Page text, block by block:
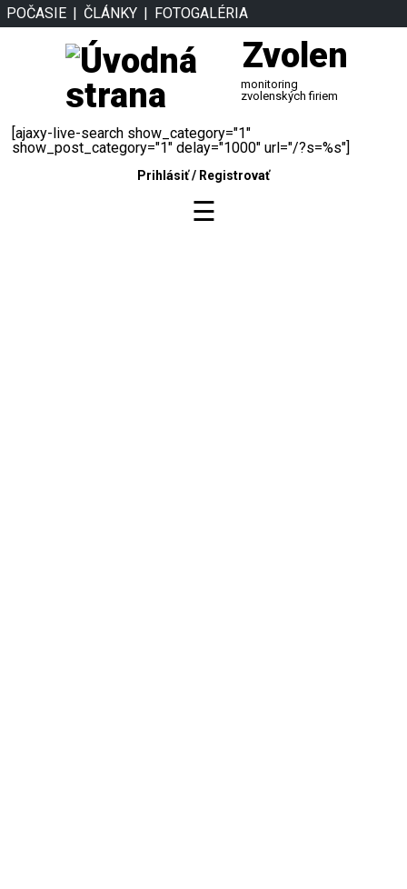
POČASIE ČLÁNKY FOTOGALÉRIA
Zvolen
monitoring
zvolenských firiem
[ajaxy-live-search show_category="1"
show_post_category="1" delay="1000" url="/?s=%s"]
Prihlásiť/ Registrovať
☰